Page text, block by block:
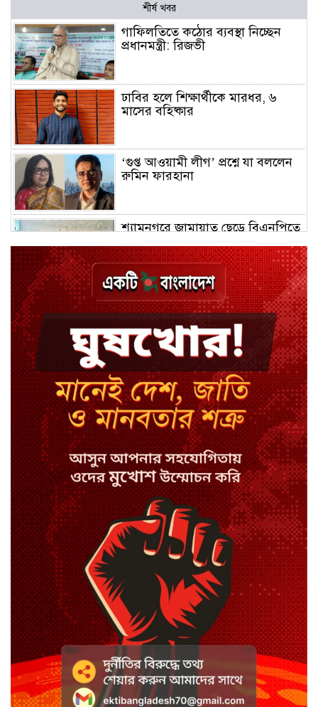
শীর্ষ খবর
গাফিলতিতে কঠোর ব্যবস্থা নিচ্ছেন
প্রধানমন্ত্রী: রিজভী
ঢাবির হলে শিক্ষার্থীকে মারধর, ৬
মাসের বহিষ্কার
‘গুপ্ত আওয়ামী লীগ’ প্রশ্নে যা বললেন
রুমিন ফারহানা
শ্যামনগরে জামায়াত ছেড়ে বিএনপিতে
ঢাকায় হালকা বৃষ্টির সম্ভাবনা, বাড়তে
পারে তাপমাত্রা
মন্ত্রী-এমপিদের উপস্থিতিতে ইউএনওর
আইফোন চুরি
সিরাজগঞ্জে বাস ট্রাক দুর্ঘটনা, চালকসহ
নিহত ২
স্পিকারের নামে জাল ডিও, প্রতারণার
অভিযোগে এসিল্যান্ডের বিরুদ্ধে মামলা
সাদা না বাদামি চিনি, কোনটি ভালো?
হাসানের ৪ উইকেটের দিনে ধুঁকছে
বাংলাদেশ